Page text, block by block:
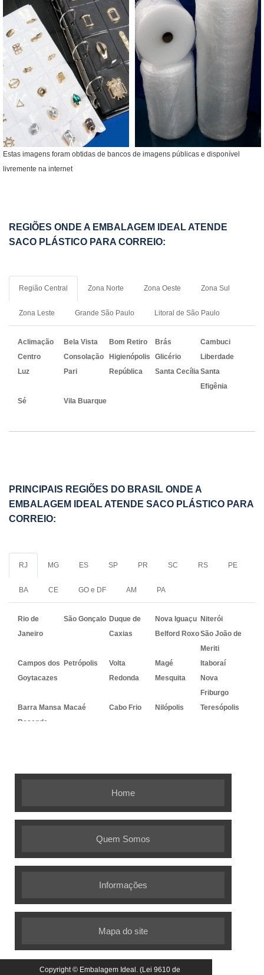
Estas imagens foram obtidas de bancos de imagens públicas e disponível
livremente na internet
REGIÕES ONDE A EMBALAGEM IDEAL ATENDE
SACO PLÁSTICO PARA CORREIO:
Região Central Zona Norte Zona Oeste Zona Sul
Zona Leste Grande São Paulo Litoral de São Paulo
Aclimação Bela Vista Bom Retiro Brás
Cambuci
Centro
Consolação Higienópolis Glicério
Liberdade
Luz
Pari República Santa CecíliaSanta
Efigênia
Sé
Vila Buarque
PRINCIPAIS REGIÕES DO BRASIL ONDE A
EMBALAGEM IDEAL ATENDE SACO PLÁSTICO PARA
CORREIO:
RJ MG ES SP PR SC RS PE
BA CE GO e DF AM PA
Rio de
Janeiro
São Gonçalo Duque de
Caxias
Nova Iguaçu Niterói
Belford RoxoSão João de
Meriti
Campos dos
Goytacazes
Petrópolis
Volta
Redonda
Magé
Itaboraí
Mesquita
Nova
Friburgo
Barra Mansa Macaé Cabo Frio Nilópolis
Teresópolis
Resende
Home
Quem Somos
Informações
Mapa do site
Copyright © Embalagem Ideal. (Lei 9610 de